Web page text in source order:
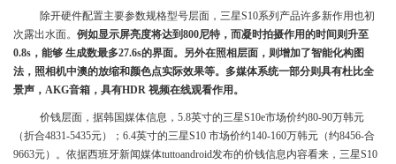
除开硬件配置主要参数规格型号层面，三星S10系列产品许多新作用也初
次露出水面。 例如显示屏亮度将达到800尼特，而凝时拍摄作用的时间则升至
0.8s，能够 生成数最多27.6s的界面。另外在照相层面，则增加了智能化构图
法，照相机中澳的放缩和颜色点实际效果等。多媒体系统一部分则具有杜比全
景声，AKG音箱，具有HDR 视频在线观看作用。
价钱层面，据韩国媒体信息，5.8英寸的三星S10e市场价约80-90万韩元
（折合4831-5435元）；6.4英寸的三星S10 市场价约140-160万韩元（约8456-合
9663元）。依据西班牙新闻媒体tuttoandroid发布的价钱信息内容看来，三星S10